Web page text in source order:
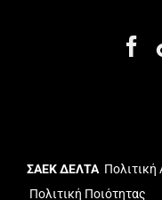
ΣΑΕΚ ΔΕΛΤΑ
Πολιτική Ποιότητας